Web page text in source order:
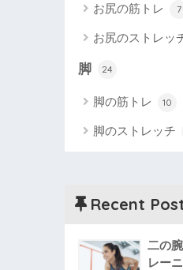
お尻の筋トレ 7
お尻のストレッ
脚 24
脚の筋トレ 10
脚のストレッチ
Recent
二の
レー